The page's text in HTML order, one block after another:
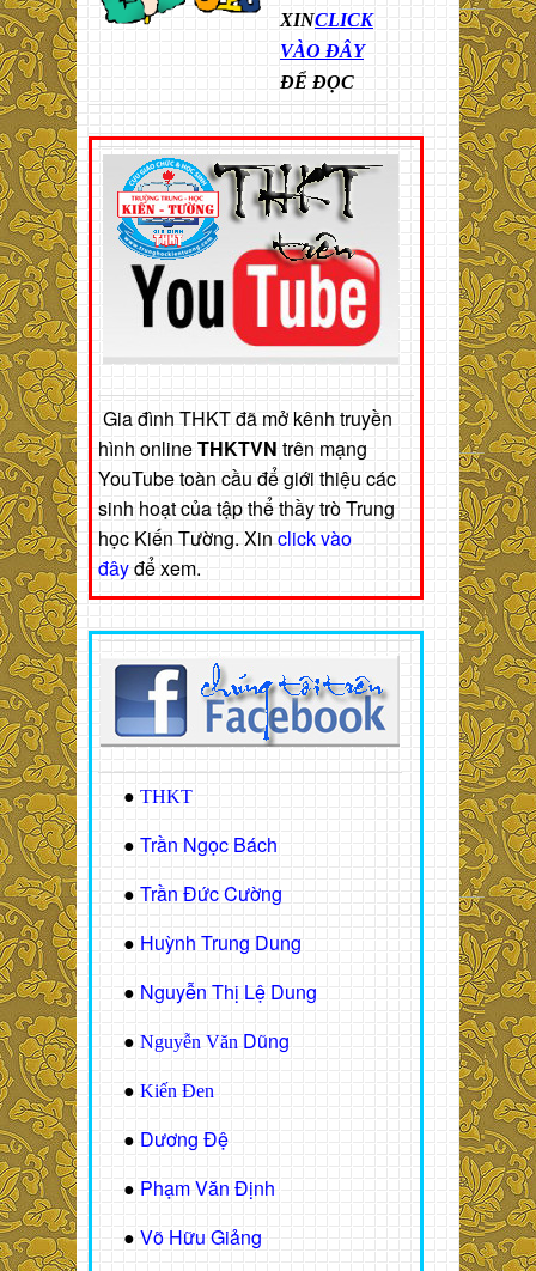
XINCLICK
VÀO ĐÂY
ĐỂ ĐỌC
Gia đình THKT đã mở kênh truyền
hình onlineTHKTVN trên mạng
YouTube toàn cầu để giới thiệu các
sinh hoạt của tập thể thầy trò Trung
học Kiến Tường. Xin click vào
đâyđể xem.
● THKT
● Trần Ngọc Bách
● Trần Đức Cường
● Huỳnh Trung Dung
● Nguyễn Thị Lệ Dung
● Nguyễn Văn Dũng
● Kiến Đen
● Dương Đệ
● Phạm Văn Định
● Võ Hữu Giảng